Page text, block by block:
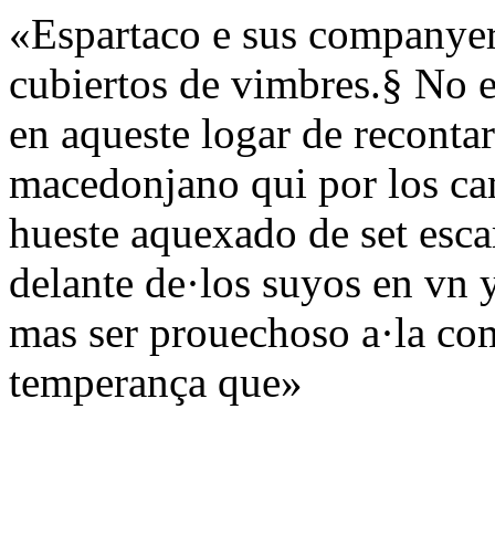
«Espartaco e sus
cubiertos de vimbres.§ No
en aqueste logar de
macedonjano qui por los
hueste aquexado de set
delante de·los suyos en
mas ser prouechoso a·la
temperança que»